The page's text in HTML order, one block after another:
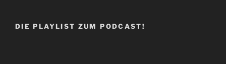
DIE PLAYLIST ZUM PODCAST!